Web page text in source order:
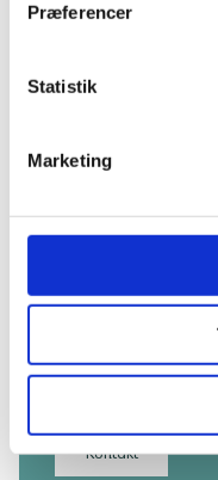
Præferencer
Statistik
Marketing
Tal med
Erik Lindahl
Projekt- og
Erik Lindahl har
og
erhvervskunder inden
Kontakt